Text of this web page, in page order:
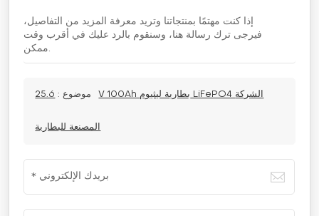
إذا كنت مهتمًا بمنتجاتنا وتريد معرفة المزيد من التفاصيل،
فيرجى ترك رسالة هنا، وسنقوم بالرد عليك في أقرب وقت
ممكن.
موضوع : 25.6V 100Ah بطارية ليثيوم LiFePO4 الشركة
المصنعة للبطارية